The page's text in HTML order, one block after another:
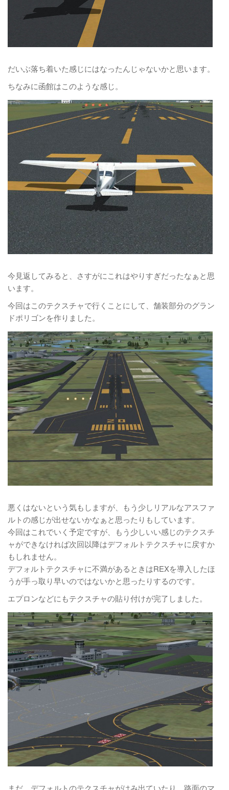
だいぶ落ち着いた感じにはなったんじゃないかと思います。
ちなみに函館はこのような感じ。
今見返してみると、さすがにこれはやりすぎだったなぁと思
います。
今回はこのテクスチャで行くことにして、舗装部分のグラン
ドポリゴンを作りました。
悪くはないという気もしますが、もう少しリアルなアスファ
ルトの感じが出せないかなぁと思ったりもしています。
今回はこれでいく予定ですが、もう少しいい感じのテクスチ
ャができなければ次回以降はデフォルトテクスチャに戻すか
もしれません。
デフォルトテクスチャに不満があるときはREXを導入したほ
うが手っ取り早いのではないかと思ったりするのです。
エプロンなどにもテクスチャの貼り付けが完了しました。
まだ、デフォルトのテクスチャがはみ出ていたり、路面のマ